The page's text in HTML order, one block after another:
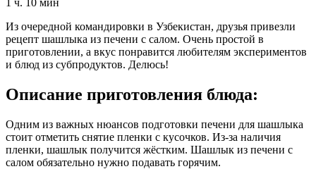
Из очередной командировки в Узбекистан, друзья привезли
рецепт шашлыка из печени с салом. Очень простой в
приготовлении, а вкус понравится любителям экспериментов
и блюд из субпродуктов. Делюсь!
Описание приготовления блюда:
Одним из важных нюансов подготовки печени для шашлыка
стоит отметить снятие пленки с кусочков. Из-за наличия
пленки, шашлык получится жёстким. Шашлык из печени с
салом обязательно нужно подавать горячим.